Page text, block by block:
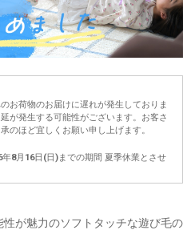
お荷物のお届けに遅れが発生しておりま
が発生する可能性がございます。お客さ
のほど宜しくお願い申し上げます。
8月16日(日)までの期間 夏季休業とさせ
が魅力のソフトタッチな遊び毛の